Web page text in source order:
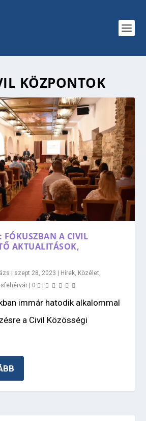
KÖZPONTOK
FÓKUSZBAN A CIVIL
AKTUALITÁSOK,
| szept 28, 2023 | Hírek Közélet
| 0 |
immár hatodik alkalommal
a Civil Közösségi